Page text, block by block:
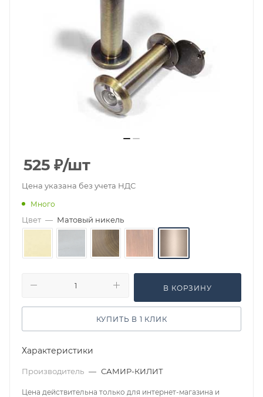
525 ₽/шт
Цена указана без учета НДС
Много
Цвет — Матовый никель
В КОРЗИНУ
КУПИТЬ В 1 КЛИК
Характеристики
Производитель — САМИР-КИЛИТ
Цена действительна только для интернет-магазина и